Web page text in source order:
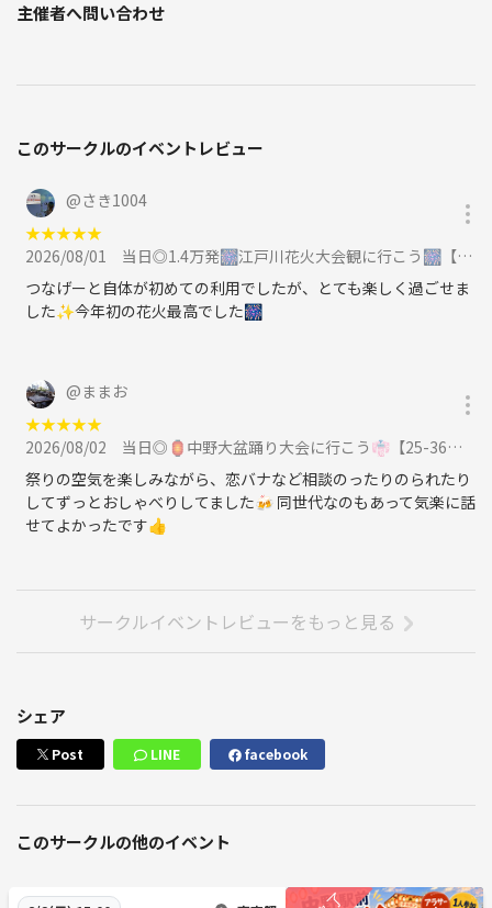
主催者へ問い合わせ
このサークルのイベントレビュー
@さき1004
★★★★★
2026/08/01
当日◎1.4万発🎆江戸川花火大会観に行こう🎆【25-36歳1人参加限定】途中参加OK🙆‍♀️に参加
つなげーと自体が初めての利用でしたが、とても楽しく過ごせま
した✨今年初の花火最高でした🎆
@ままお
★★★★★
2026/08/02
当日◎🏮中野大盆踊り大会に行こう👘【25-36歳1人参加限定】季節イベント.あらさんぽに参加
祭りの空気を楽しみながら、恋バナなど相談のったりのられたり
してずっとおしゃべりしてました🍻 同世代なのもあって気楽に話
せてよかったです👍
サークルイベントレビューをもっと見る
シェア
Post LINE facebook
このサークルの他のイベント